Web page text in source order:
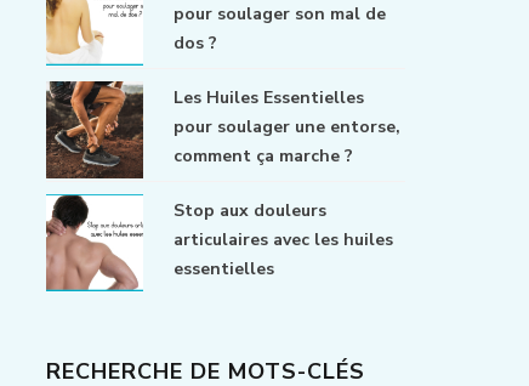
pour soulager son mal de
dos ?
Les Huiles Essentielles
pour soulager une entorse,
comment ça marche ?
Stop aux douleurs
articulaires avec les huiles
essentielles
RECHERCHE DE MOTS-CLÉS